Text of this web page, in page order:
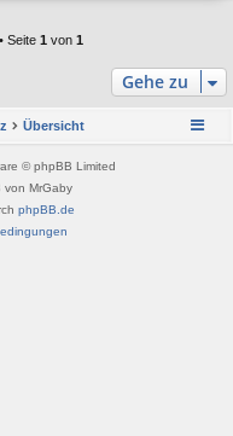
Seite 1 von 1
Gehe zu
Übersicht
© phpBB Limited
von MrGaby
phpBB.de